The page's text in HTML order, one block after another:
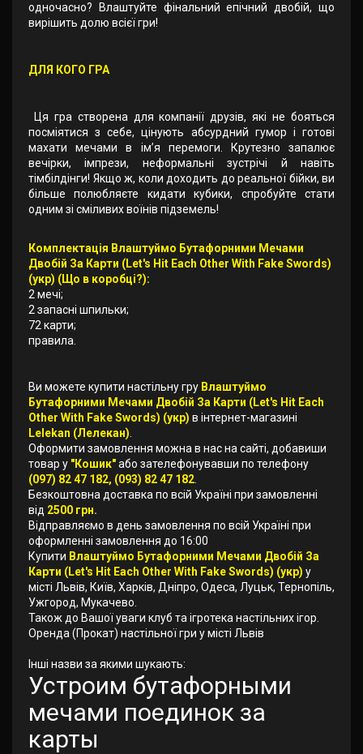
одночасно? Влаштуйте фінальний епічний двобій, що
вирішить долю всієї гри!
ДЛЯ КОГО ГРА
Ця гра створена для компанії друзів, які не бояться
посміятися з себе, цінують абсурдний гумор і готові
махати мечами в ім’я перемоги. Крутезно запалює
вечірки, імпрези, неформальні зустрічі й навіть
тімбілдінги! Якщо ж, коли доходить до реальної бійки, ви
більше полюбляєте кидати кубики, спробуйте стати
одним зі сміливих воїнів підземель!
Комплектація Влаштуймо Бутафорними Мечами
Двобій За Карти (Let's Hit Each Other With Fake Swords)
(укр) (Що в коробці?):
2 мечі;
2 запасні шпильки;
72 карти;
правила.
Ви можете купити настільну гру Влаштуймо
Бутафорними Мечами Двобій За Карти (Let's Hit Each
Other With Fake Swords) (укр) в інтернет-магазині
Lelekan (Лелекан)
Оформити замовлення можна в нас на сайті, добавиши
товар у "Кошик"або зателефонувавши по телефону
(097) 82 47 182, (093) 82 47 182
Безкоштовна доставка по всій Україні при замовленні
від 2500 грн.
Відправляємо в день замовлення по всій Україні при
оформленні замовлення до 16:00
Купити Влаштуймо Бутафорними Мечами Двобій За
Карти (Let's Hit Each Other With Fake Swords) (укр) у
місті Львів, Київ, Харків, Дніпро, Одеса, Луцьк, Тернопіль,
Ужгород, Мукачево.
Також до Вашої уваги клуб та ігротека настільних ігор.
Оренда (Прокат) настільної гри у місті Львів
Інші назви за якими шукають:
Устроим бутафорными
мечами поединок за
карты